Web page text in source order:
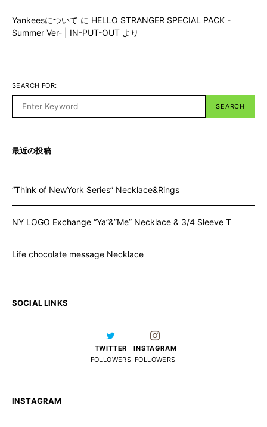
Yankeesについて に HELLO STRANGER SPECIAL PACK -
Summer Ver- | IN-PUT-OUT より
SEARCH FOR:
SEARCH
最近の投稿
“Think of NewYork Series” Necklace&Rings
NY LOGO Exchange “Ya”&”Me” Necklace & 3/4 Sleeve T
Life chocolate message Necklace
SOCIAL LINKS
TWITTER
FOLLOWERS
INSTAGRAM
FOLLOWERS
INSTAGRAM